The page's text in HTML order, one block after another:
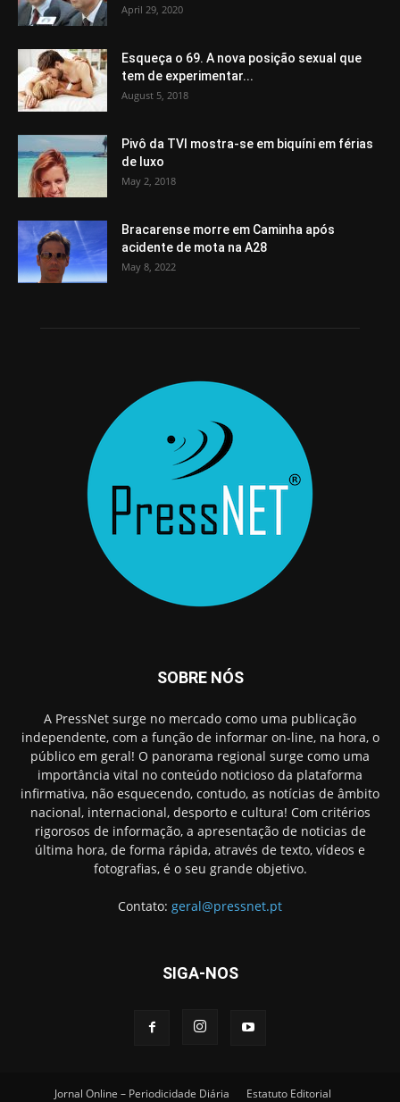
April 29, 2020
Esqueça o 69. A nova posição sexual que
tem de experimentar...
August 5, 2018
Pivô da TVI mostra-se em biquíni em férias
de luxo
May 2, 2018
Bracarense morre em Caminha após
acidente de mota na A28
May 8, 2022
SOBRE NÓS
A PressNet surge no mercado como uma publicação
independente, com a função de informar on-line, na hora, o
público em geral! O panorama regional surge como uma
importância vital no conteúdo noticioso da plataforma
infirmativa, não esquecendo, contudo, as notícias de âmbito
nacional, internacional, desporto e cultura! Com critérios
rigorosos de informação, a apresentação de noticias de
última hora, de forma rápida, através de texto, vídeos e
fotografias, é o seu grande objetivo.
Contato: geral@pressnet.pt
SIGA-NOS
Jornal Online – Periodicidade Diária Estatuto Editorial